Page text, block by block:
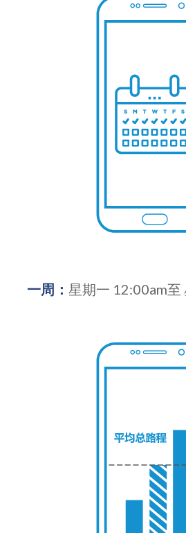
一周： 星期一 12:00am至